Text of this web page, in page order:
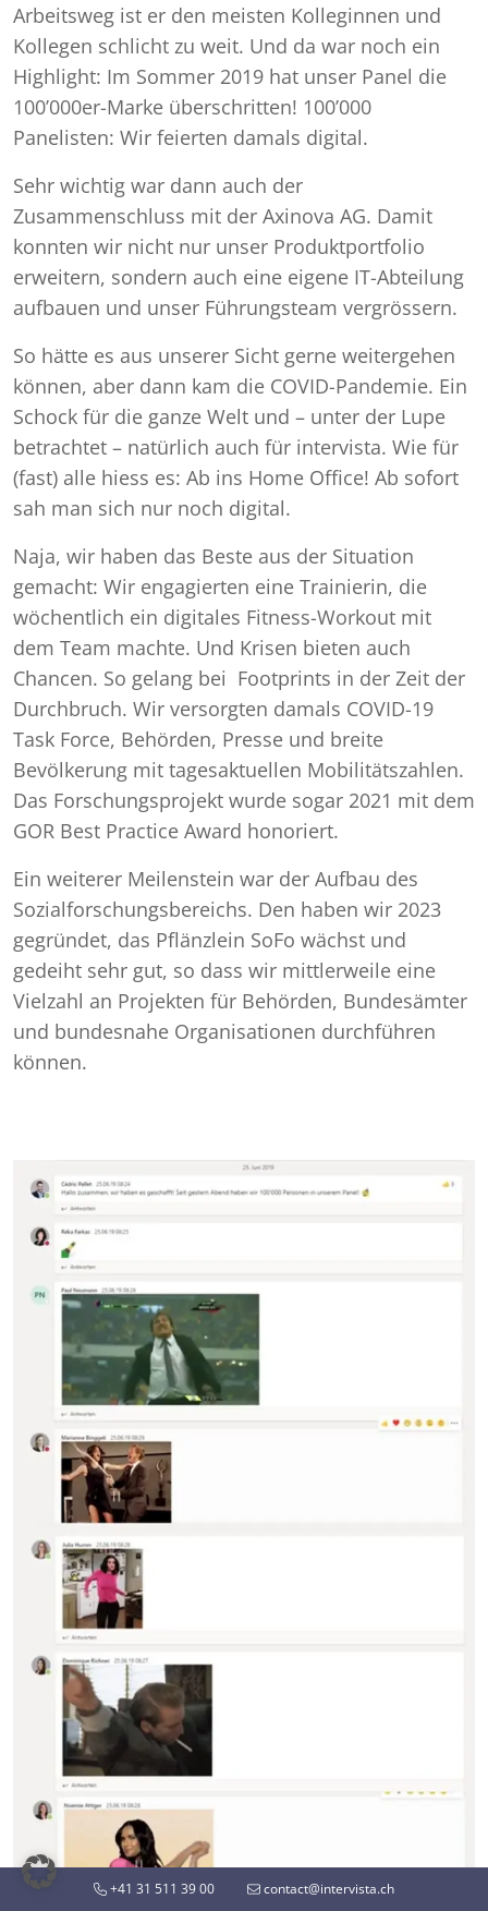
+41 31 511 39 00 contact@intervista.ch
Arbeitsweg ist er den meisten Kolleginnen und
Kollegen schlicht zu weit. Und da war noch ein
Highlight: Im Sommer 2019 hat unser Panel die
100’000er-Marke überschritten! 100’000
Panelisten: Wir feierten damals digital.
Sehr wichtig war dann auch der
Zusammenschluss mit der Axinova AG. Damit
konnten wir nicht nur unser Produktportfolio
erweitern, sondern auch eine eigene IT-Abteilung
aufbauen und unser Führungsteam vergrössern.
So hätte es aus unserer Sicht gerne weitergehen
können, aber dann kam die COVID-Pandemie. Ein
Schock für die ganze Welt und – unter der Lupe
betrachtet – natürlich auch für intervista. Wie für
(fast) alle hiess es: Ab ins Home Office! Ab sofort
sah man sich nur noch digital.
Naja, wir haben das Beste aus der Situation
gemacht: Wir engagierten eine Trainierin, die
wöchentlich ein digitales Fitness-Workout mit
dem Team machte. Und Krisen bieten auch
Chancen. So gelang bei Footprints in der Zeit der
Durchbruch. Wir versorgten damals COVID-19
Task Force, Behörden, Presse und breite
Bevölkerung mit tagesaktuellen Mobilitätszahlen.
Das Forschungsprojekt wurde sogar 2021 mit dem
GOR Best Practice Award honoriert.
Ein weiterer Meilenstein war der Aufbau des
Sozialforschungsbereichs. Den haben wir 2023
gegründet, das Pflänzlein SoFo wächst und
gedeiht sehr gut, so dass wir mittlerweile eine
Vielzahl an Projekten für Behörden, Bundesämter
und bundesnahe Organisationen durchführen
können.